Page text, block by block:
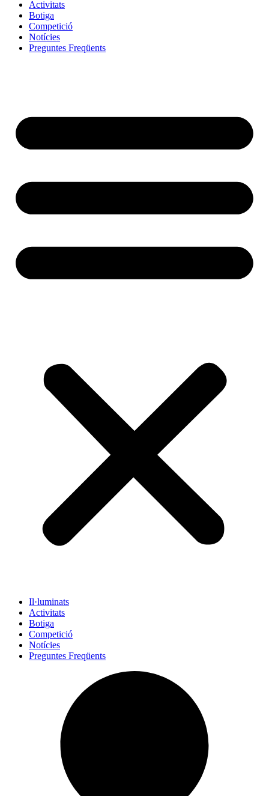
Activitats
Botiga
Competició
Notícies
Preguntes Freqüents
Il·luminats
Activitats
Botiga
Competició
Notícies
Preguntes Freqüents